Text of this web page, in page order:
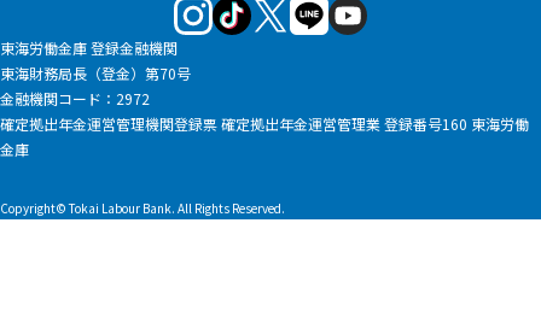
マネロン・テロ資金供与対策および顧客の受入れ
に係る方針
カスタマーハラスメントに対する基本方針
利益相反管理方針
金融円滑化に向けた取組みについて
お客さまの本人確認に関するお願い
「振込」をご利用いただくお客さまへのお願い
「マネー・ローンダリング及びテロ資金供与対策
に関するガイドライン」にもとづくお客さま情
休眠預金のお取扱いについて
東海労働金庫 登録金融機関
東海財務局長（登金）第70号
金融機関コード：2972
確定拠出年金運営管理機関登録票 確定拠出年金運営管理業 登録番号160 東海労働
金庫
Copyright© Tokai Labour Bank. All Rights Reserved.